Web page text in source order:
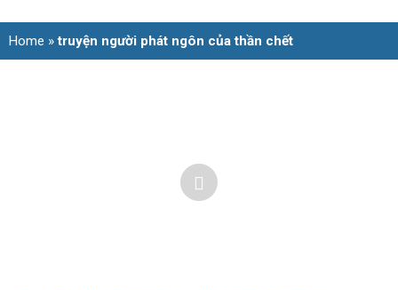
Home »truyện người phát ngôn của thần chết